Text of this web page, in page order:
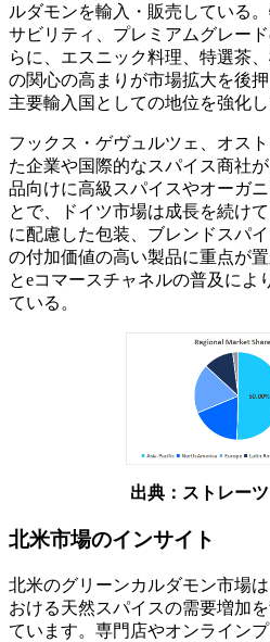
ルダモンを輸入・販売している
サビリティ、プレミアムグレー
らに、エスニック料理、特選茶
の関心の高まりが市場拡大を後
主要輸入国としての地位を強化し
フックス・ゲヴュルツェ、オス
た企業や国際的なスパイス商社
品向けに高級スパイスやオーガ
とで、ドイツ市場は成長を続け
に配慮した包装、ブレンドスパ
の付加価値の高い製品に重点が
とeコマースチャネルの普及によ
ている。
出典：ストレー
北米市場のインサイト
北米のグリーンカルダモン市場
おける天然スパイスの需要増加
ています。専門店やオンライン